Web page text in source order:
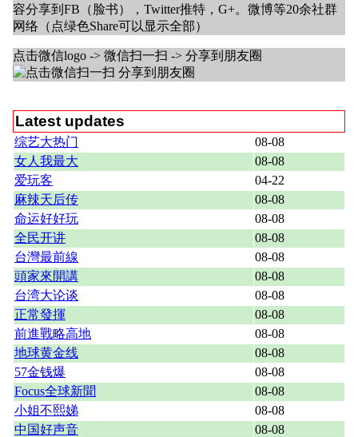
容分享到FB（脸书），Twitter推特，G+。微博等20余社群
网络（点绿色Share可以显示全部）
点击微信logo -> 微信扫一扫 -> 分享到朋友圈
Latest updates
综艺大热门
08-08
女人我最大
08-08
爱玩客
04-22
麻辣天后传
08-08
命运好好玩
08-08
全民开讲
08-08
台灣最前線
08-08
頭家來開講
08-08
台湾大论谈
08-08
正常發揮
08-08
前進戰略高地
08-08
地球黄金线
08-08
57金钱爆
08-08
Focus全球新聞
08-08
小姐不熙娣
08-08
中国好声音
08-08